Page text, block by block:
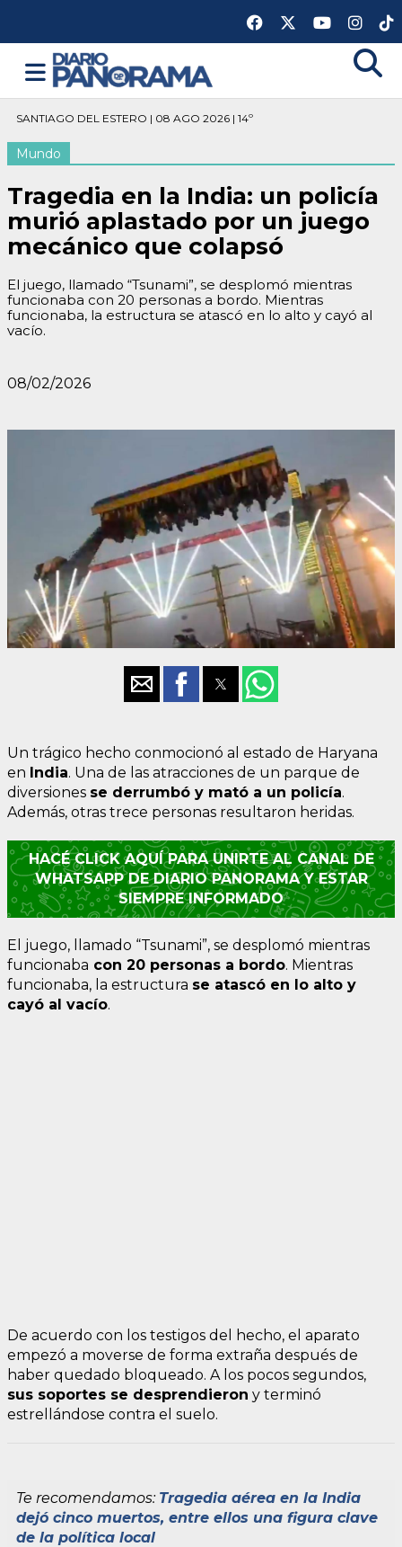
SANTIAGO DEL ESTERO | 08 AGO 2026 | 14º
Mundo
Tragedia en la India: un policía
murió aplastado por un juego
mecánico que colapsó
El juego, llamado “Tsunami”, se desplomó mientras
funcionaba con 20 personas a bordo. Mientras
funcionaba, la estructura se atascó en lo alto y cayó al
vacío.
08/02/2026
Un trágico hecho conmocionó al estado de Haryana
en India. Una de las atracciones de un parque de
diversiones se derrumbó y mató a un policía.
Además, otras trece personas resultaron heridas.
HACÉ CLICK AQUÍ PARA UNIRTE AL CANAL DE
WHATSAPP DE DIARIO PANORAMA Y ESTAR
SIEMPRE INFORMADO
El juego, llamado “Tsunami”, se desplomó mientras
funcionaba con 20 personas a bordo. Mientras
funcionaba, la estructura se atascó en lo alto y
cayó al vacío.
De acuerdo con los testigos del hecho, el aparato
empezó a moverse de forma extraña después de
haber quedado bloqueado. A los pocos segundos,
sus soportes se desprendieron y terminó
estrellándose contra el suelo.
Te recomendamos: Tragedia aérea en la India
dejó cinco muertos, entre ellos una figura clave
de la política local